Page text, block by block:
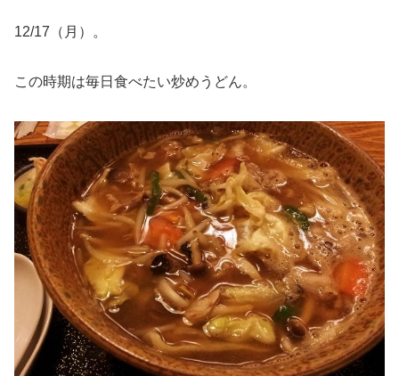
12/17（月）。
この時期は毎日食べたい炒めうどん。